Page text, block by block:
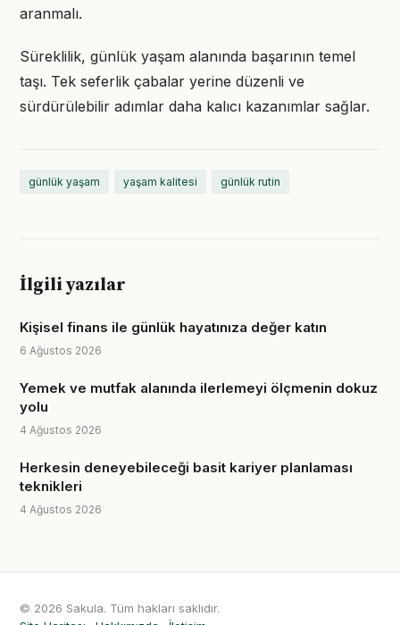
aranmalı.
Süreklilik, günlük yaşam alanında başarının temel
taşı. Tek seferlik çabalar yerine düzenli ve
sürdürülebilir adımlar daha kalıcı kazanımlar sağlar.
günlük yaşam yaşam kalitesi günlük rutin
İlgili yazılar
Kişisel finans ile günlük hayatınıza değer katın
6 Ağustos 2026
Yemek ve mutfak alanında ilerlemeyi ölçmenin dokuz
yolu
4 Ağustos 2026
Herkesin deneyebileceği basit kariyer planlaması
teknikleri
4 Ağustos 2026
© 2026 Sakula. Tüm hakları saklıdır.